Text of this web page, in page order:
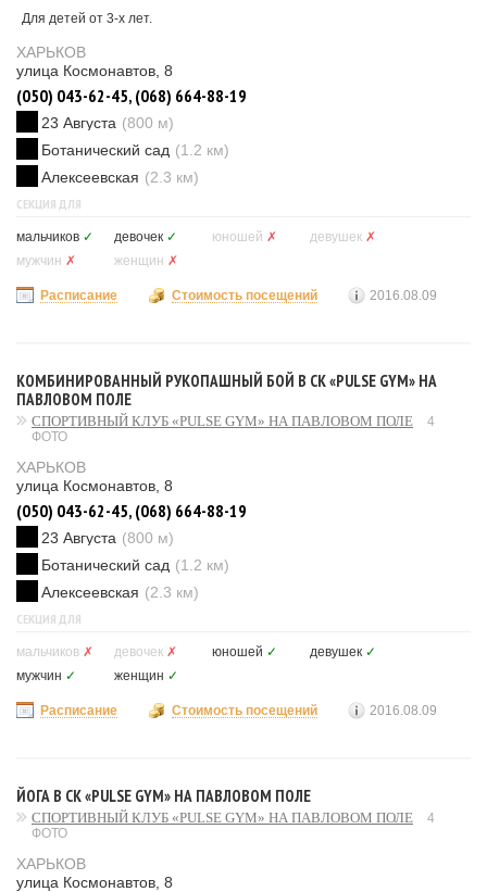
Для детей от 3-х лет.
ХАРЬКОВ
улица Космонавтов, 8
(050) 043-62-45, (068) 664-88-19
23 Августа (800 м)
Ботанический сад (1.2 км)
Алексеевская (2.3 км)
СЕКЦИЯ ДЛЯ
мальчиков ✓ девочек ✓ юношей ✗ девушек ✗
мужчин ✗ женщин ✗
Расписание Стоимость посещений 2016.08.09
КОМБИНИРОВАННЫЙ РУКОПАШНЫЙ БОЙ В СК «PULSE GYM» НА
ПАВЛОВОМ ПОЛЕ
СПОРТИВНЫЙ КЛУБ «PULSE GYM» НА ПАВЛОВОМ ПОЛЕ
4
ФОТО
ХАРЬКОВ
улица Космонавтов, 8
(050) 043-62-45, (068) 664-88-19
23 Августа (800 м)
Ботанический сад (1.2 км)
Алексеевская (2.3 км)
СЕКЦИЯ ДЛЯ
мальчиков ✗ девочек ✗ юношей ✓ девушек ✓
мужчин ✓ женщин ✓
Расписание Стоимость посещений 2016.08.09
ЙОГА В СК «PULSE GYM» НА ПАВЛОВОМ ПОЛЕ
СПОРТИВНЫЙ КЛУБ «PULSE GYM» НА ПАВЛОВОМ ПОЛЕ
4
ФОТО
ХАРЬКОВ
улица Космонавтов, 8